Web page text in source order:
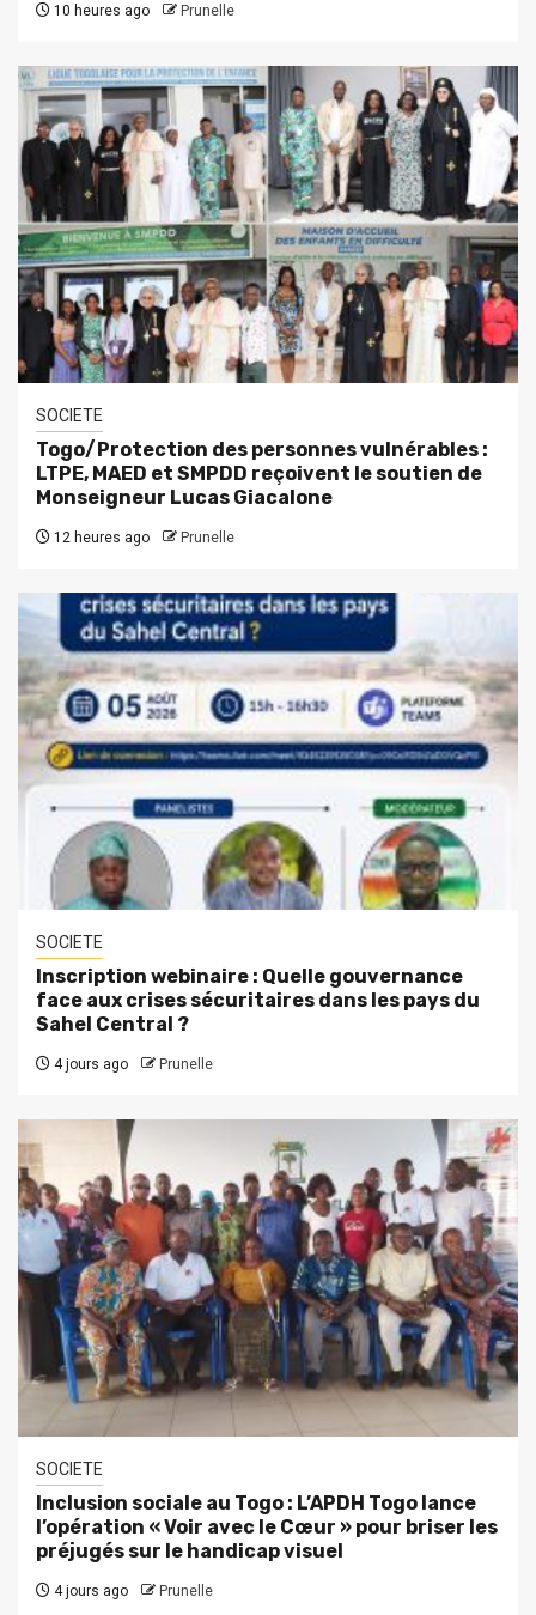
10 heures ago Prunelle
SOCIETE
Togo/Protection des personnes vulnérables :
LTPE, MAED et SMPDD reçoivent le soutien de
Monseigneur Lucas Giacalone
12 heures ago Prunelle
SOCIETE
Inscription webinaire : Quelle gouvernance
face aux crises sécuritaires dans les pays du
Sahel Central ?
4 jours ago Prunelle
SOCIETE
Inclusion sociale au Togo : L’APDH Togo lance
l’opération « Voir avec le Cœur » pour briser les
préjugés sur le handicap visuel
4 jours ago Prunelle